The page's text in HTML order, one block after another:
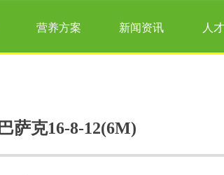
营养方案 新闻资讯 人
巴萨克16-8-12(6M)